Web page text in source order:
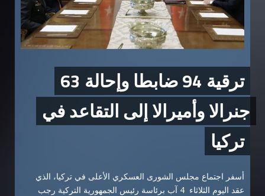
ترقية 94 ضابطا وإحالة 63
جنرالا وأميرالا إلى التقاعد في
تركيا
أسفر اجتماع مجلس الشورى العسكري الأعلى في تركيا، الذي
عقد اليوم الثلاثاء 4 آب برئاسة رئيس الجمهورية التركية رجب